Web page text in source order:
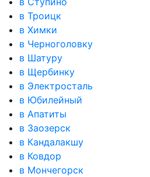
в Троицк
в Химки
в Черноголовку
в Шатуру
в Щербинку
в Электросталь
в Юбилейный
в Апатиты
в Заозерск
в Кандалакшу
в Ковдор
в Мончегорск